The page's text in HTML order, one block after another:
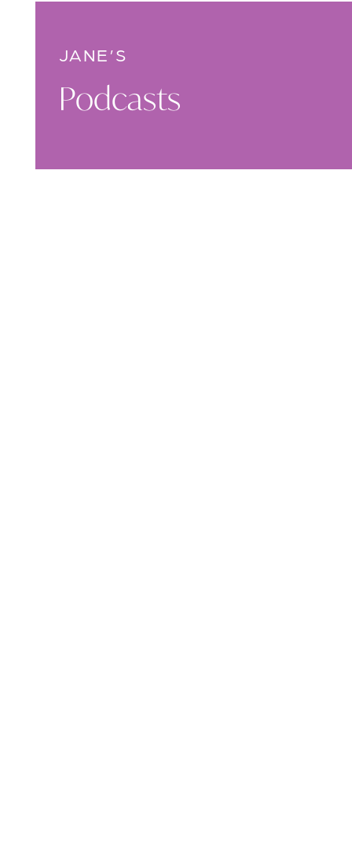
JANE’S
Podcasts